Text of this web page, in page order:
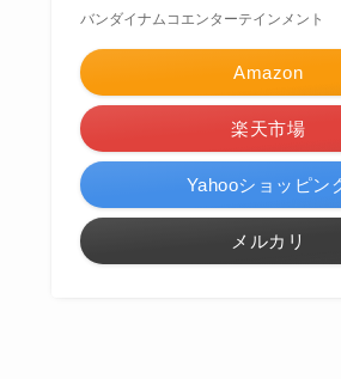
バンダイナムコエンターテインメント
Amazon
楽天市場
Yahooショッピン
メルカリ